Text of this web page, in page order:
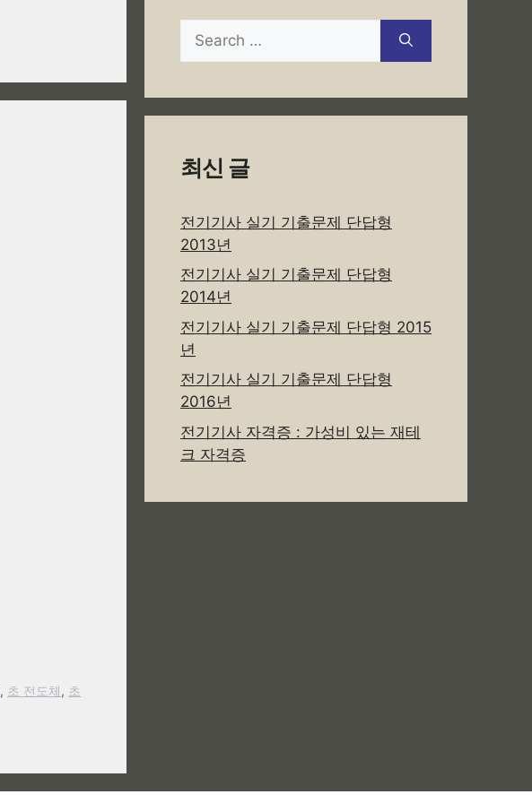
, 초 전도체, 초
for:
최신 글
전기기사 실기 기출문제 단답형
2013년
전기기사 실기 기출문제 단답형
2014년
전기기사 실기 기출문제 단답형 2015
년
전기기사 실기 기출문제 단답형
2016년
전기기사 자격증 : 가성비 있는 재테
크 자격증